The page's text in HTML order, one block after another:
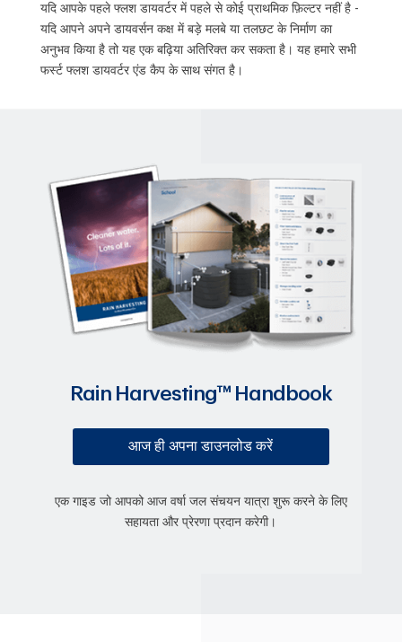
यदि आपके पहले फ्लश डायवर्टर में पहले से कोई प्राथमिक फ़िल्टर नहीं है -
यदि आपने अपने डायवर्सन कक्ष में बड़े मलबे या तलछट के निर्माण का
अनुभव किया है तो यह एक बढ़िया अतिरिक्त कर सकता है। यह हमारे सभी
फर्स्ट फ्लश डायवर्टर एंड कैप के साथ संगत है।
Rain Harvesting™ Handbook
आज ही अपना डाउनलोड करें
एक गाइड जो आपको आज वर्षा जल संचयन यात्रा शुरू करने के लिए
सहायता और प्रेरणा प्रदान करेगी।